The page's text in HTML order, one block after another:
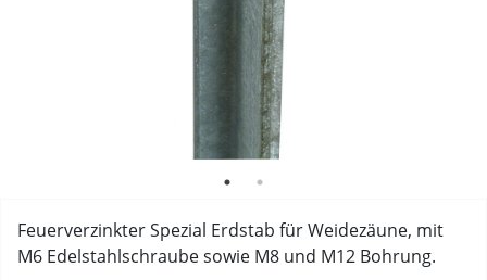
Feuerverzinkter Spezial Erdstab für Weidezäune, mit
M6 Edelstahlschraube sowie M8 und M12 Bohrung.